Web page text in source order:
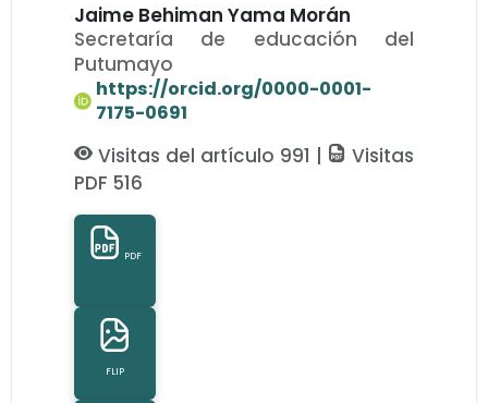
Jaime Behiman Yama Morán
Secretaría de educación del
Putumayo
https://orcid.org/0000-0001-
7175-0691
Visitas del artículo 991 |
Visitas
PDF 516
PDF
FLIP